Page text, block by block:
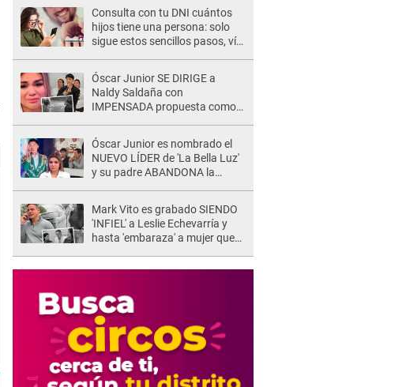
Consulta con tu DNI cuántos
hijos tiene una persona: solo
sigue estos sencillos pasos, vía
Óscar Junior SE DIRIGE a
Naldy Saldaña con
IMPENSADA propuesta como
denuncia: "Otro tipo de ley..."
Óscar Junior es nombrado el
NUEVO LÍDER de 'La Bella Luz'
y su padre ABANDONA la
Mark Vito es grabado SIENDO
'INFIEL' a Leslie Echevarría y
hasta 'embaraza' a mujer que